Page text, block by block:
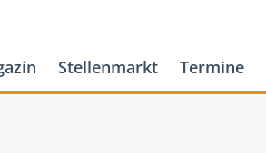
Stellenmarkt Termine